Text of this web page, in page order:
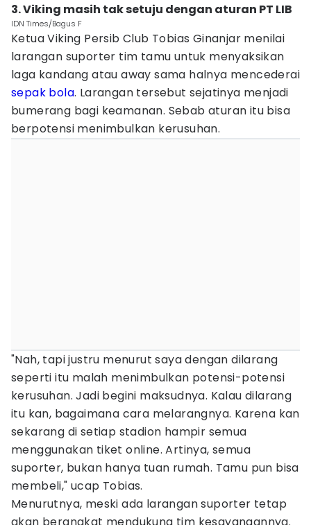
3. Viking masih tak setuju dengan aturan PT LIB
IDN Times/Bagus F
Ketua Viking Persib Club Tobias Ginanjar menilai
larangan suporter tim tamu untuk menyaksikan
laga kandang atau away sama halnya mencederai
sepak bola. Larangan tersebut sejatinya menjadi
bumerang bagi keamanan. Sebab aturan itu bisa
berpotensi menimbulkan kerusuhan.
"Nah, tapi justru menurut saya dengan dilarang
seperti itu malah menimbulkan potensi-potensi
kerusuhan. Jadi begini maksudnya. Kalau dilarang
itu kan, bagaimana cara melarangnya. Karena kan
sekarang di setiap stadion hampir semua
menggunakan tiket online. Artinya, semua
suporter, bukan hanya tuan rumah. Tamu pun bisa
membeli," ucap Tobias.
Menurutnya, meski ada larangan suporter tetap